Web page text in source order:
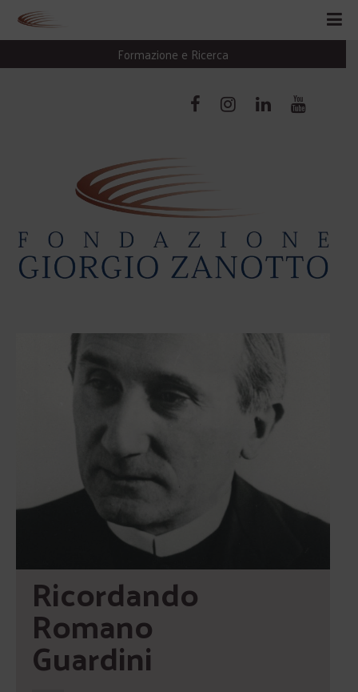
Formazione e Ricerca
Ricordando
Romano
Guardini